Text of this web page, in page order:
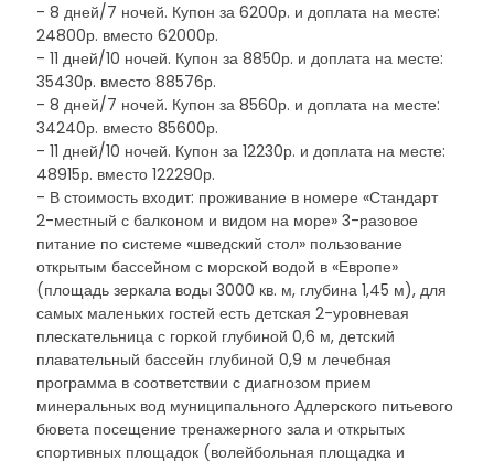
- 8 дней/7 ночей. Купон за 6200р. и доплата на месте:
24800р. вместо 62000р.
- 11 дней/10 ночей. Купон за 8850р. и доплата на месте:
35430р. вместо 88576р.
- 8 дней/7 ночей. Купон за 8560р. и доплата на месте:
34240р. вместо 85600р.
- 11 дней/10 ночей. Купон за 12230р. и доплата на месте:
48915р. вместо 122290р.
- В стоимость входит: проживание в номере «Стандарт
2-местный с балконом и видом на море» 3-разовое
питание по системе «шведский стол» пользование
открытым бассейном с морской водой в «Европе»
(площадь зеркала воды 3000 кв. м, глубина 1,45 м), для
самых маленьких гостей есть детская 2-уровневая
плескательница с горкой глубиной 0,6 м, детский
плавательный бассейн глубиной 0,9 м лечебная
программа в соответствии с диагнозом прием
минеральных вод муниципального Адлерского питьевого
бювета посещение тренажерного зала и открытых
спортивных площадок (волейбольная площадка и